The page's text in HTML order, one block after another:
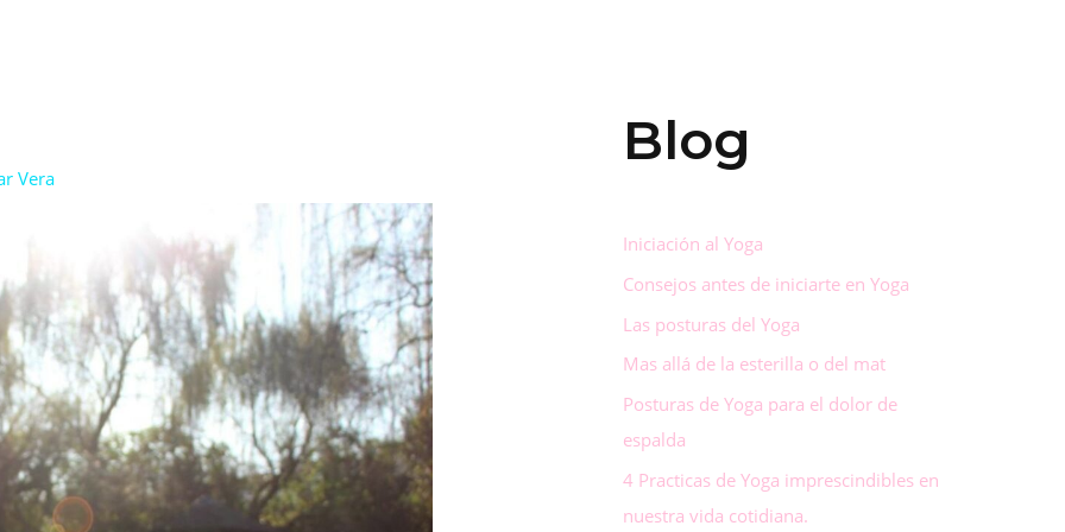
Vera
Blog
Iniciación al Yoga
Consejos antes de iniciarte en Yoga
Las posturas del Yoga
Mas allá de la esterilla o del mat
Posturas de Yoga para el dolor de
espalda
4 Practicas de Yoga imprescindibles en
nuestra vida cotidiana.